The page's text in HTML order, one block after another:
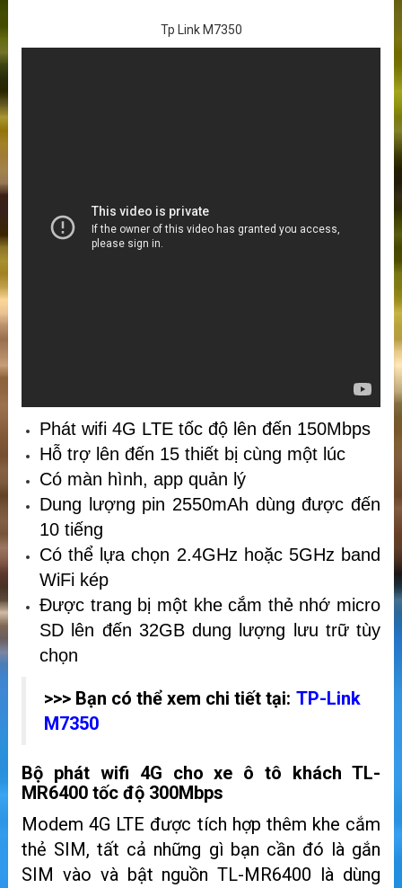
Tp Link M7350
Phát wifi 4G LTE tốc độ lên đến 150Mbps
Hỗ trợ lên đến 15 thiết bị cùng một lúc
Có màn hình, app quản lý
Dung lượng pin 2550mAh dùng được đến
10 tiếng
Có thể lựa chọn 2.4GHz hoặc 5GHz band
WiFi kép
Được trang bị một khe cắm thẻ nhớ micro
SD lên đến 32GB dung lượng lưu trữ tùy
chọn
>>> Bạn có thể xem chi tiết tại: TP-Link
M7350
Bộ phát wifi 4G cho xe ô tô khách TL-
MR6400 tốc độ 300Mbps
Modem 4G LTE được tích hợp thêm khe cắm
thẻ SIM, tất cả những gì bạn cần đó là gắn
SIM vào và bật nguồn TL-MR6400 là dùng